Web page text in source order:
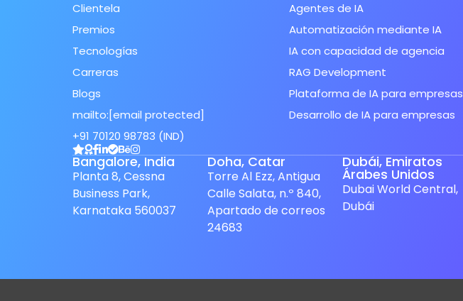
Clientela
Premios
Tecnologías
Carreras
Blogs
mailto:[email protected]
+91 70120 98783 (IND)
Agentes de IA
Automatización mediante IA
IA con capacidad de agencia
RAG Development
Plataforma de IA para empresas
Desarrollo de IA para empresas
Bangalore, India
Planta 8, Cessna
Business Park,
Karnataka 560037
Doha, Catar
Torre Al Ezz, Antigua
Calle Salata, n.º 840,
Apartado de correos
24683
Dubái, Emiratos
Árabes Unidos
Dubai World Central,
Dubái
Dutch
Swedish
Finnish
Spanish (Spain)